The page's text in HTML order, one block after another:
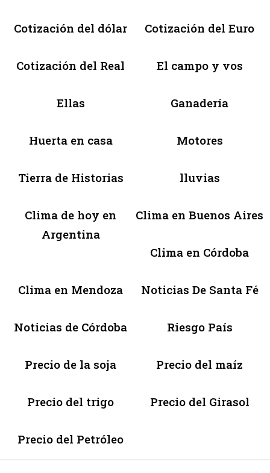
Cotización del dólar Cotización del Euro
Cotización del Real El campo y vos
Ellas Ganadería
Huerta en casa Motores
Tierra de Historias lluvias
Clima de hoy en
Argentina
Clima en Buenos Aires
Clima en Córdoba
Clima en Mendoza Noticias De Santa Fé
Noticias de Córdoba Riesgo País
Precio de la soja Precio del maíz
Precio del trigo Precio del Girasol
Precio del Petróleo